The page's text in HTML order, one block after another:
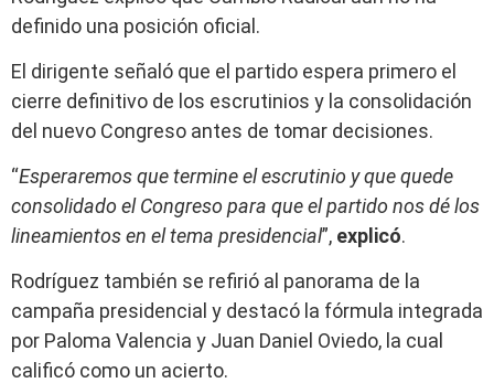
definido una posición oficial.
El dirigente señaló que el partido espera primero el
cierre definitivo de los escrutinios y la consolidación
del nuevo Congreso antes de tomar decisiones.
“Esperaremos que termine el escrutinio y que quede
consolidado el Congreso para que el partido nos dé los
lineamientos en el tema presidencial”, explicó.
Rodríguez también se refirió al panorama de la
campaña presidencial y destacó la fórmula integrada
por Paloma Valencia y Juan Daniel Oviedo, la cual
calificó como un acierto.